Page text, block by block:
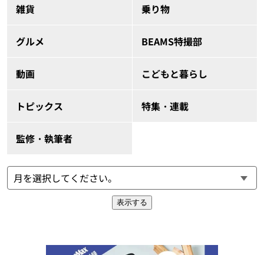
雑貨 乗り物
グルメ BEAMS特撮部
動画 こどもと暮らし
トピックス 特集・連載
監修・執筆者
表示する